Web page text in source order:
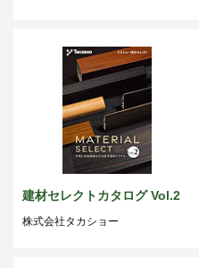
建材セレクトカタログ Vol.2
株式会社タカショー